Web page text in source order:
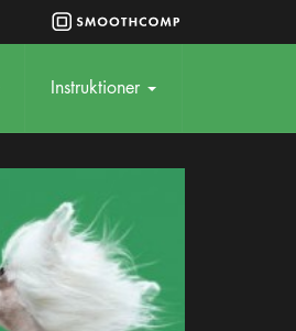
Instruktioner